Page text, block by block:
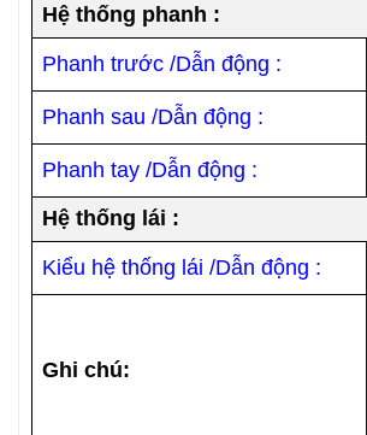
Hệ thống phanh :
Phanh trước /Dẫn động :
Phanh sau /Dẫn động :
Phanh tay /Dẫn động :
Hệ thống lái :
Kiểu hệ thống lái /Dẫn động :
Ghi chú: